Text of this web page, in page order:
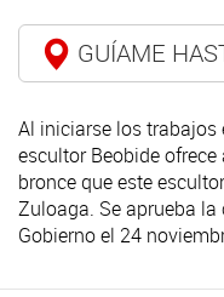
GUÍAME
Al iniciarse los
escultor Beobide
bronce que este
Zuloaga. Se aprueba
Gobierno el 24